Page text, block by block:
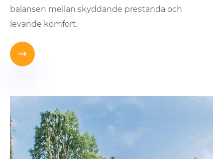
balansen mellan skyddande prestanda och
levande komfort.
